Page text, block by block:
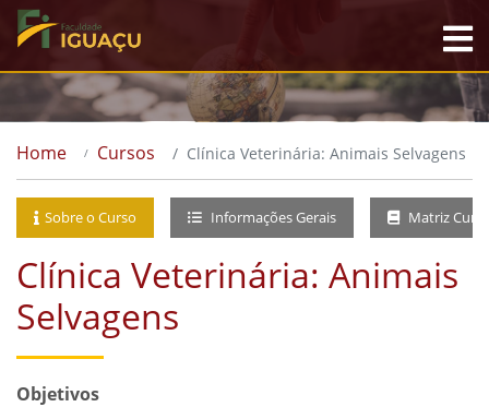
Home Cursos Clínica Veterinária: Animais Selvagens
Sobre o Curso Informações Gerais Matriz
Clínica Veterinária: Animais
Selvagens
Objetivos